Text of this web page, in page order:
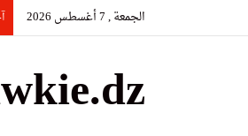
الجمعة , 7 أغسطس 2026